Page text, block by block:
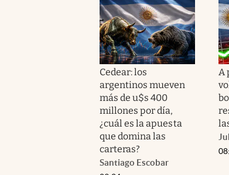
Cedear: los
argentinos mueven
más de u$s 400
millones por día,
¿cuál es la apuesta
que domina las
carteras?
Santiago Escobar
A